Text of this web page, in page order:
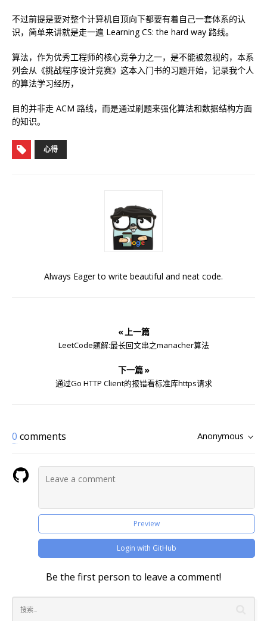
不过前提是要对整个计算机自顶向下都要有着自己一套体系的认
识，简单来讲就是走一遍 Learning CS: the hard way 路线。
算法，作为优秀工程师的核心竞争力之一，是不能被忽视的，本系
列会从《挑战程序设计竞赛》这本入门书的习题开始，记录我个人
的算法学习经历，
目的并非走 ACM 路线，而是通过刷题来强化算法和数据结构方面
的知识。
心得
Always Eager to write beautiful and neat code.
« 上一篇
LeetCode题解:最长回文串之manacher算法
下一篇 »
通过Go HTTP Client的报错看标准库https请求
0 comments Anonymous
Preview
Login with GitHub
Be the first person to leave a comment!